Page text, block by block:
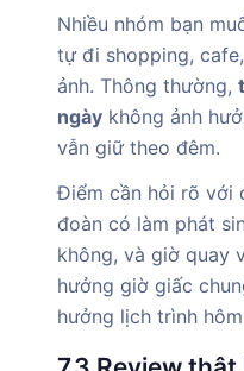
Nhiều nhóm bạn
tự đi shopping,
ảnh. Thông thường,
ngày không ảnh
vẫn giữ theo đêm.
Điểm cần hỏi rõ với
đoàn có làm phát
không, và giờ quay
hưởng giờ giấc
hưởng lịch trình